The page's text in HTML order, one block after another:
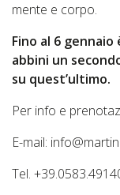
mente e corpo.
Fino al 6 gennaio
abbini un
su quest’ultimo.
Per info e
E-mail:
Tel.